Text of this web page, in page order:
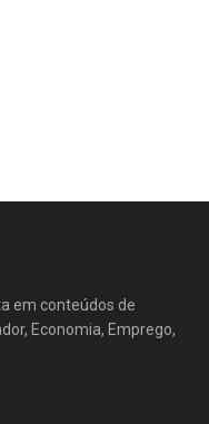
em conteúdos de
Economia, Emprego,